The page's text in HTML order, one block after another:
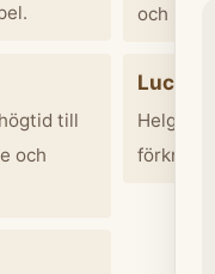
och möss.
till
och
Lucia /
Helgon